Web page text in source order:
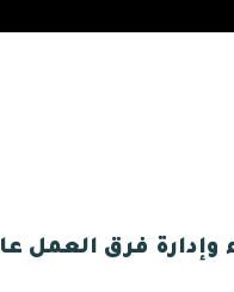
فرق العمل